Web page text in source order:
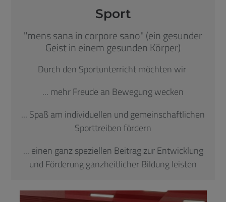
Sport
"mens sana in corpore sano" (ein gesunder
Geist in einem gesunden Körper)
Durch den Sportunterricht möchten wir
... mehr Freude an Bewegung wecken
... Spaß am individuellen und gemeinschaftlichen
Sporttreiben fördern
... einen ganz speziellen Beitrag zur Entwicklung
und Förderung ganzheitlicher Bildung leisten